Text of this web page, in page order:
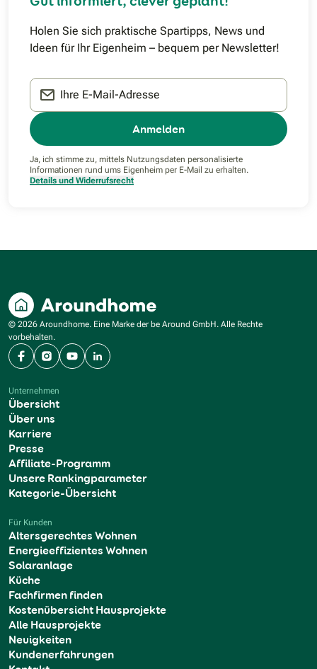
Holen Sie sich praktische Spartipps, News und
Ideen für Ihr Eigenheim – bequem per Newsletter!
Ihre E-Mail-Adresse
Anmelden
Ja, ich stimme zu, mittels Nutzungsdaten personalisierte
Informationen rund ums Eigenheim per E-Mail zu erhalten.
Details und Widerrufsrecht
© 2026 Aroundhome. Eine Marke der be Around GmbH. Alle Rechte
vorbehalten.
FacebookInstagram
YouTubeLinkedIn
Unternehmen
Übersicht
Über uns
Karriere
Presse
Affiliate-Programm
Unsere Rankingparameter
Kategorie-Übersicht
Für Kunden
Altersgerechtes Wohnen
Energieeffizientes Wohnen
Solaranlage
Küche
Fachfirmen finden
Kostenübersicht Hausprojekte
Alle Hausprojekte
Neuigkeiten
Kundenerfahrungen